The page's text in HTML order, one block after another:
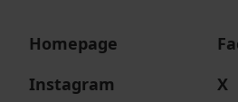
Homepage
Instagram
X